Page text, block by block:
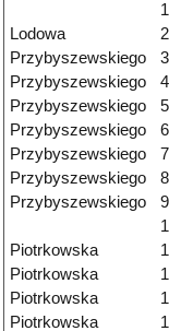
Lodowa
Przybyszewskiego
Przybyszewskiego
Przybyszewskiego
Przybyszewskiego
Przybyszewskiego
Przybyszewskiego
Przybyszewskiego
Piotrkowska
Piotrkowska
Piotrkowska
Piotrkowska